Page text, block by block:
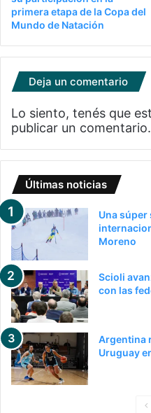
primera etapa de la Copa del
Mundo de Natación
Deja un comentario
Lo siento, tenés que
publicar un comentario.
Últimas noticias
Una súper
Moreno
Scioli
con las
Argentina
Uruguay